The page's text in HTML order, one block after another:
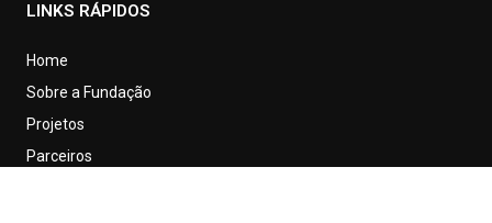
LINKS RÁPIDOS
Home
Sobre a Fundação
Projetos
Parceiros